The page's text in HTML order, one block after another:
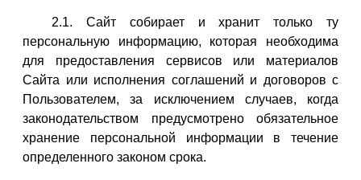
2.1. Сайт собирает и хранит только ту
персональную информацию, которая необходима
для предоставления сервисов или материалов
Сайта или исполнения соглашений и договоров с
Пользователем, за исключением случаев, когда
законодательством предусмотрено обязательное
хранение персональной информации в течение
определенного законом срока.